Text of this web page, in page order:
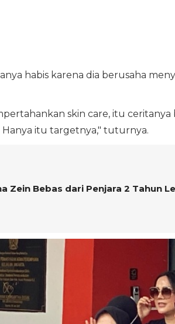
habis karena dia berusaha
skin care, itu ceritanya
Hanya itu targetnya," tuturnya.
Zein Bebas dari Penjara 2 Tahun